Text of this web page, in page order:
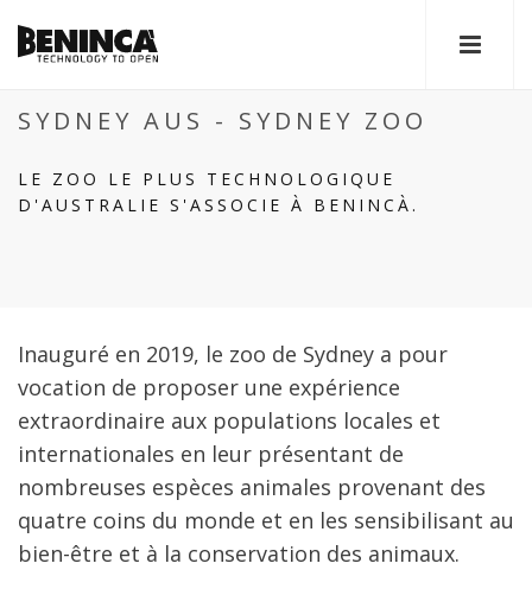
SYDNEY AUS - SYDNEY ZOO
LE ZOO LE PLUS TECHNOLOGIQUE
D'AUSTRALIE S'ASSOCIE À BENINCÀ.
Inauguré en 2019, le zoo de Sydney a pour
vocation de proposer une expérience
extraordinaire aux populations locales et
internationales en leur présentant de
nombreuses espèces animales provenant des
quatre coins du monde et en les sensibilisant au
bien-être et à la conservation des animaux.